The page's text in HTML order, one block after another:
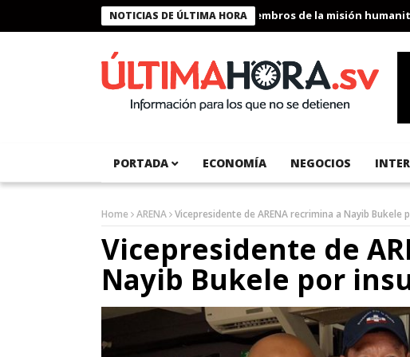
NOTICIAS DE ÚLTIMA HORA
Presidente Bukele condecora a miembros de la misión humanitaria
PORTADA ECONOMÍA NEGOCIOS
Home ARENA Vicepresidente de ARENA recrimina a Nayib
Vicepresidente de
Nayib Bukele por